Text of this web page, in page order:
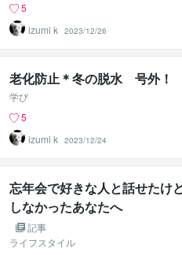
5
izumi k 2023/12/26
老化防止＊冬の脱水 号外！
学び
5
izumi k 2023/12/24
忘年会で好きな人と話せたけ
しなかったあなたへ
記事
ライフスタイル